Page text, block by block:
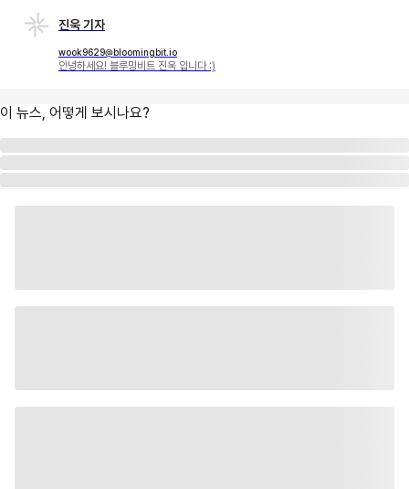
진욱 기자
wook9629@bloomingbit.io
안녕하세요! 블루밍비트 진욱 입니다 :)
이 뉴스, 어떻게 보시나요?